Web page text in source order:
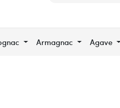
Armagnac Agave